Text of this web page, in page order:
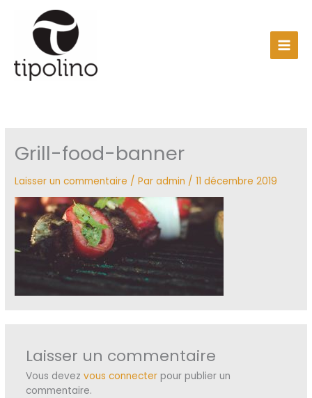
contenu
Grill-food-banner
Laisser un commentaire / Paradmin /11 décembre 2019
Laisser un commentaire
Vous devez vous connecterpour publier un
commentaire.